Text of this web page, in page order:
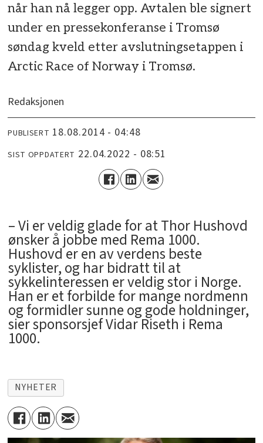
når han nå legger opp. Avtalen ble signert
under en pressekonferanse i Tromsø
søndag kveld etter avslutningsetappen i
Arctic Race of Norway i Tromsø.
Redaksjonen
PUBLISERT 18.08.2014 - 04:48
SIST OPPDATERT 22.04.2022 - 08:51
– Vi er veldig glade for at Thor Hushovd
ønsker å jobbe med Rema 1000.
Hushovd er en av verdens beste
syklister, og har bidratt til at
sykkelinteressen er veldig stor i Norge.
Han er et forbilde for mange nordmenn
og formidler sunne og gode holdninger,
sier sponsorsjef Vidar Riseth i Rema
1000.
NYHETER